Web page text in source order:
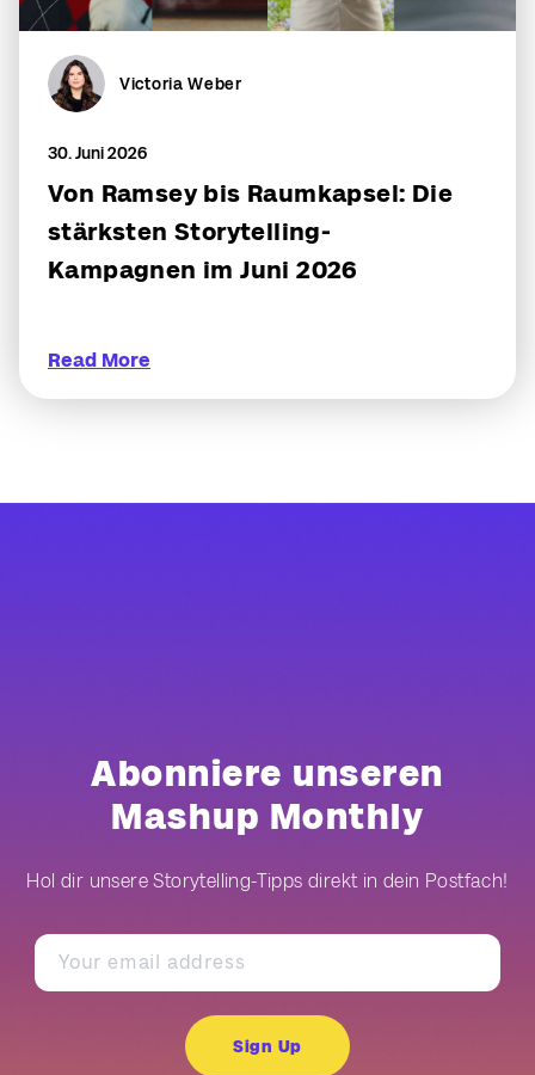
Victoria Weber
30. Juni 2026
Von Ramsey bis Raumkapsel: Die
stärksten Storytelling-
Kampagnen im Juni 2026
Read More
Abonniere unseren
Mashup Monthly
Hol dir unsere Storytelling-Tipps direkt in dein Postfach!